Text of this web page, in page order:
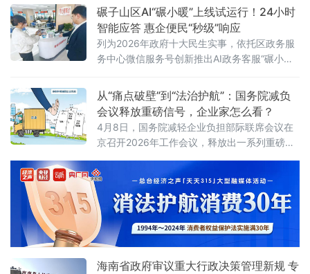
口区营商环境的由衷点赞，更是对渌口税务优
质服务的高度认可。“我们企业季节性、集中性
开票需求突出，过去常因额度不足影响开票和
回款，企业迁入渌口后，税务部门比我们更早
预判到开票高峰，主动提额让项目回款没耽
碾子山区AI“碾小暖”上线试运行！24小时
智能应答 惠企便民“秒级”响应
列为2026年政府十大民生实事，依托区政务服
务中心微信服务号创新推出AI政务客服“碾小
级。高站位部署谋划，把稳建设“方向盘”碾子山
区将政务AI建设作为优化营商环境“一把手”工
程，由区营商局牵头成立工作专
从“痛点破壁”到“法治护航”：国务院减负
会议释放重磅信号，企业家怎么看？
4月8日，国务院减轻企业负担部际联席会议在
京召开2026年工作会议，释放出一系列重磅政
业经营全链条痛点综合施策，持续破除体制机
制障碍与市场隐性壁垒，保障产业链供应链稳
定与企业生产经营安全，切实增强减负工作的
针对性有效性。
海南省政府审议重大行政决策管理新规 专